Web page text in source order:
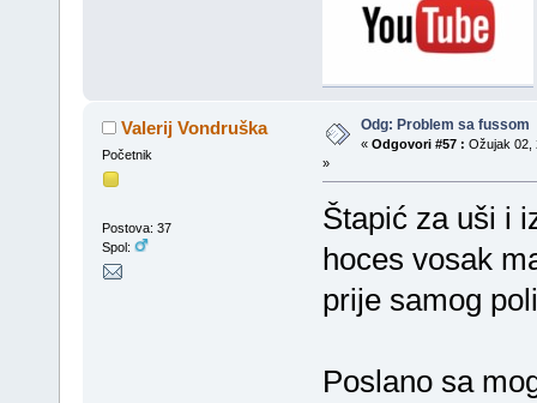
Valerij Vondruška
Početnik
Postova: 37
Spol:
Odg: Problem sa fussom
« Odgovori #57 : Ožujak 02,
»
Štapić za uši i
hoces vosak
prije samog
Poslano sa